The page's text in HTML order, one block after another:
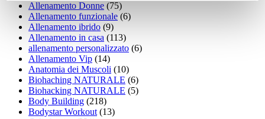
Allenamento Donne (75)
Allenamento funzionale (6)
Allenamento ibrido (9)
Allenamento in casa (113)
allenamento personalizzato (6)
Allenamento Vip (14)
Anatomia dei Muscoli (10)
Biohaching NATURALE (6)
Biohacking NATURALE (5)
Body Building (218)
Bodystar Workout(13)